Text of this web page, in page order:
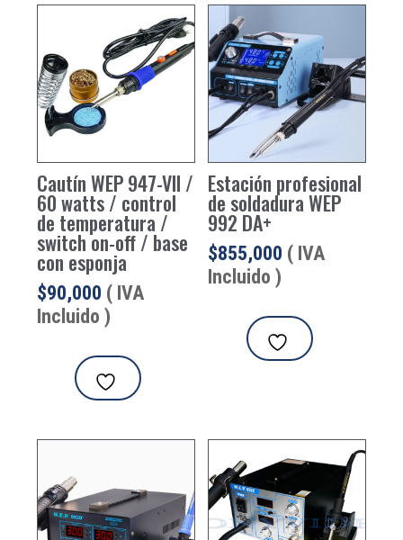
Cautín WEP 947-VII /
60 watts / control
de temperatura /
switch on-off / base
con esponja
$90,000 ( IVA
Incluido )
Estación profesional
de soldadura WEP
992 DA+
$855,000 ( IVA
Incluido )